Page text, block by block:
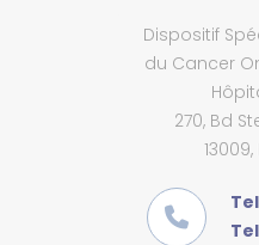
Dispositif
du Cancer
270, Bd